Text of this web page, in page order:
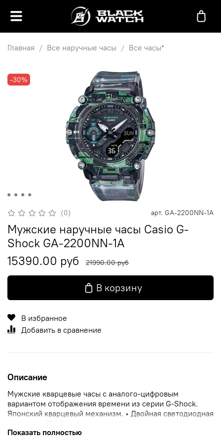
Главная Все наручные часы Все часы*
-30%
(0) арт. GA-2200NN-1A
Мужские наручные часы Casio G-
Shock GA-2200NN-1A
15390.00 руб
21990.00 руб
В корзину
В избранное
Добавить в сравнение
Описание
Мужские кварцевые часы с аналого-цифровым
вариантом отображения времени из серии G-Shock.
Японский кварцевый механизм. • Двойная светодиодная
подсветка Двойная подсветка обеспечивает освещение
цифрового дисплея и всего циферблата, что облегчает
Показать полностью